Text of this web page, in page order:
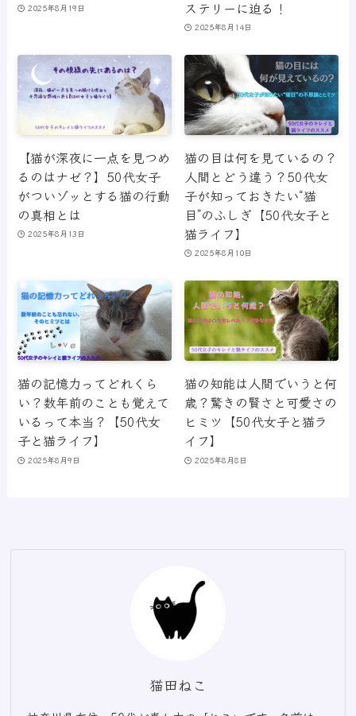
2025年8月19日
ステリーに迫る！
2025年8月14日
【猫が深夜に一点を見つめ
るのはナゼ？】50代女子
がついゾッとする猫の行動
の真相とは
2025年8月13日
猫の目は何を見ているの？
人間とどう違う？50代女
子が知っておきたい“猫
目”のふしぎ【50代女子と
猫ライフ】
2025年8月10日
猫の記憶力ってどれくら
い？数年前のことも覚えて
いるって本当？【50代女
子と猫ライフ】
2025年8月9日
猫の知能は人間でいうと何
歳？驚きの賢さと可愛さの
ヒミツ【50代女子と猫ラ
イフ】
2025年8月8日
猫田ねこ